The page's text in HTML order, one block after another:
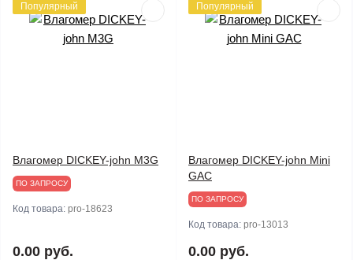
Популярный
Влагомер DICKEY-john M3G
ПО ЗАПРОСУ
Код товара: pro-18623
0.00 руб.
Популярный
Влагомер DICKEY-john Mini
GAC
ПО ЗАПРОСУ
Код товара: pro-13013
0.00 руб.